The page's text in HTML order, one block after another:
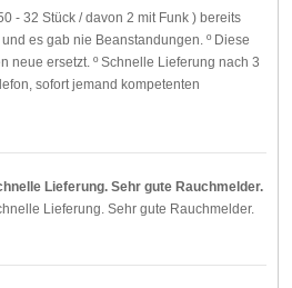
- 32 Stück / davon 2 mit Funk ) bereits
es gab nie Beanstandungen. º Diese
neue ersetzt. º Schnelle Lieferung nach 3
sofort jemand kompetenten
Lieferung. Sehr gute Rauchmelder.
Lieferung. Sehr gute Rauchmelder.